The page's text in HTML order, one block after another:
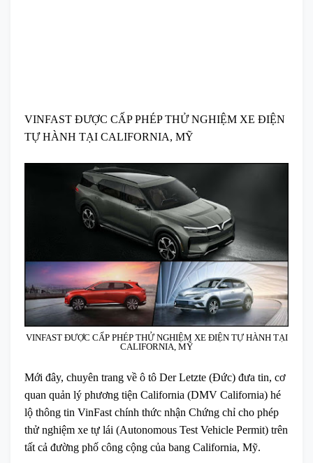
VINFAST ĐƯỢC CẤP PHÉP THỬ NGHIỆM XE ĐIỆN
TỰ HÀNH TẠI CALIFORNIA, MỸ
VINFAST ĐƯỢC CẤP PHÉP THỬ NGHIỆM XE ĐIỆN TỰ HÀNH TẠI
CALIFORNIA, MỸ
Mới đây, chuyên trang về ô tô Der Letzte (Đức) đưa tin, cơ
quan quản lý phương tiện California (DMV California) hé
lộ thông tin VinFast chính thức nhận Chứng chỉ cho phép
thử nghiệm xe tự lái (Autonomous Test Vehicle Permit) trên
tất cả đường phố công cộng của bang California, Mỹ.